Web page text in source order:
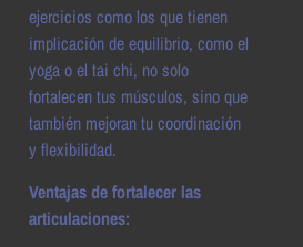
ejercicios como los que tienen
implicación de equilibrio, como el
yoga o el tai chi, no solo
fortalecen tus músculos, sino que
también mejoran tu coordinación
y flexibilidad.
Ventajas de fortalecer las
articulaciones: